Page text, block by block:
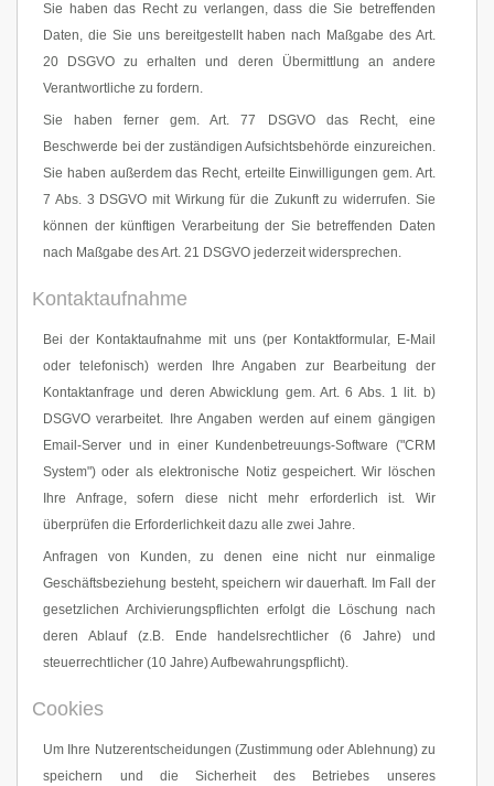
Sie haben das Recht zu verlangen, dass die Sie betreffenden
Daten, die Sie uns bereitgestellt haben nach Maßgabe des Art.
20 DSGVO zu erhalten und deren Übermittlung an andere
Verantwortliche zu fordern.
Sie haben ferner gem. Art. 77 DSGVO das Recht, eine
Beschwerde bei der zuständigen Aufsichtsbehörde einzureichen.
Sie haben außerdem das Recht, erteilte Einwilligungen gem. Art.
7 Abs. 3 DSGVO mit Wirkung für die Zukunft zu widerrufen. Sie
können der künftigen Verarbeitung der Sie betreffenden Daten
nach Maßgabe des Art. 21 DSGVO jederzeit widersprechen.
Kontaktaufnahme
Bei der Kontaktaufnahme mit uns (per Kontaktformular, E-Mail
oder telefonisch) werden Ihre Angaben zur Bearbeitung der
Kontaktanfrage und deren Abwicklung gem. Art. 6 Abs. 1 lit. b)
DSGVO verarbeitet. Ihre Angaben werden auf einem gängigen
Email-Server und in einer Kundenbetreuungs-Software ("CRM
System") oder als elektronische Notiz gespeichert. Wir löschen
Ihre Anfrage, sofern diese nicht mehr erforderlich ist. Wir
überprüfen die Erforderlichkeit dazu alle zwei Jahre.
Anfragen von Kunden, zu denen eine nicht nur einmalige
Geschäftsbeziehung besteht, speichern wir dauerhaft. Im Fall der
gesetzlichen Archivierungspflichten erfolgt die Löschung nach
deren Ablauf (z.B. Ende handelsrechtlicher (6 Jahre) und
steuerrechtlicher (10 Jahre) Aufbewahrungspflicht).
Cookies
Um Ihre Nutzerentscheidungen (Zustimmung oder Ablehnung) zu
speichern und die Sicherheit des Betriebes unseres